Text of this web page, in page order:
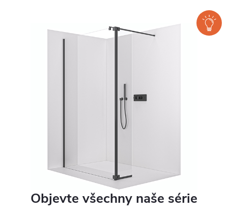
Objevte všechny naše série